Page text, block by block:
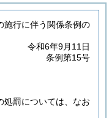
施行に伴う関係条例の
令和6年9月11日
条例第15号
処罰については、なお